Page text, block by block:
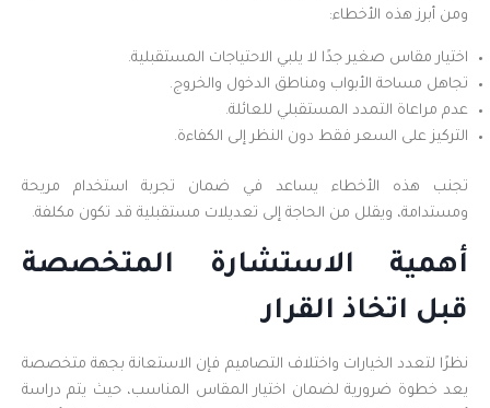
ومن أبرز هذه الأخطاء:
اختيار مقاس صغير جدًا لا يلبي الاحتياجات المستقبلية.
تجاهل مساحة الأبواب ومناطق الدخول والخروج.
عدم مراعاة التمدد المستقبلي للعائلة.
التركيز على السعر فقط دون النظر إلى الكفاءة.
تجنب هذه الأخطاء يساعد في ضمان تجربة استخدام مريحة
ومستدامة، ويقلل من الحاجة إلى تعديلات مستقبلية قد تكون مكلفة.
أهمية الاستشارة المتخصصة
قبل اتخاذ القرار
نظرًا لتعدد الخيارات واختلاف التصاميم فإن الاستعانة بجهة متخصصة
يعد خطوة ضرورية لضمان اختيار المقاس المناسب، حيث يتم دراسة